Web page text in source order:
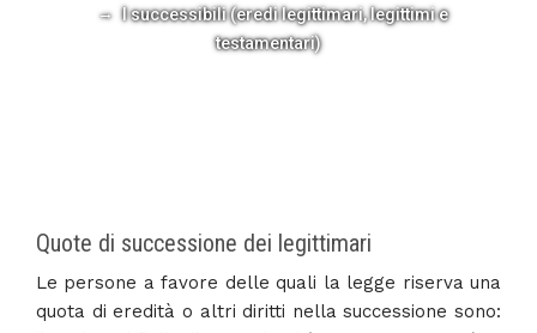
→ I successibili (eredi legittimari, legittimi e
testamentari)
Quote di successione dei legittimari
Le persone a favore delle quali la legge riserva una
quota di eredità o altri diritti nella successione sono: